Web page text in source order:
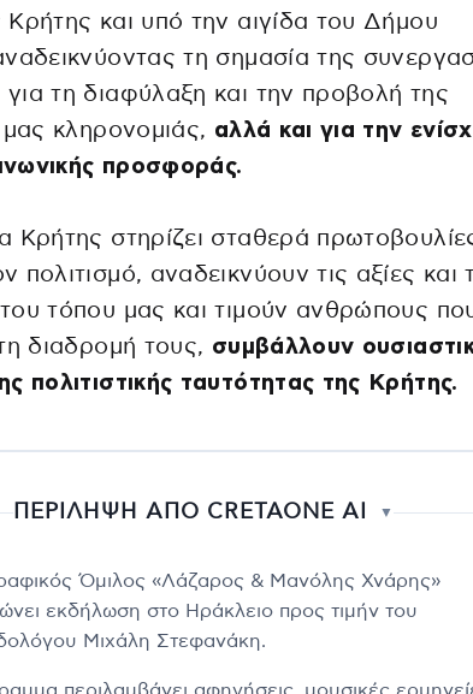
Κρήτης και υπό την αιγίδα του Δήμου
τη σημασία της
τη διαφύλαξη και την προβολή της
μας κληρονομιάς, αλλά και για την
προσφοράς.
Κρήτης στηρίζει σταθερά
πολιτισμό, αναδεικνύουν τις αξίες και
τόπου μας και τιμούν ανθρώπους
διαδρομή τους, συμβάλλουν
πολιτιστικής ταυτότητας της Κρήτης.
ΠΕΡΙΛΗΨΗ ΑΠΟ CRETAONE AI ▼
Όμιλος «Λάζαρος & Μανόλης Χνάρης»
εκδήλωση στο Ηράκλειο προς τιμήν του
Μιχάλη Στεφανάκη.